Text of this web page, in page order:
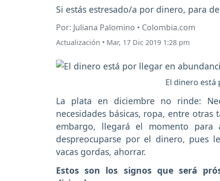
Si estás estresado/a por dinero, para
Por: Juliana Palomino • Colombia.com
Actualización • Mar, 17 Dic 2019 1:28 pm
El dinero está
La plata en diciembre no rinde:
necesidades básicas, ropa, entre
embargo, llegará el momento
despreocuparse por el dinero, pues
vacas gordas, ahorrar.
Estos son los signos que será